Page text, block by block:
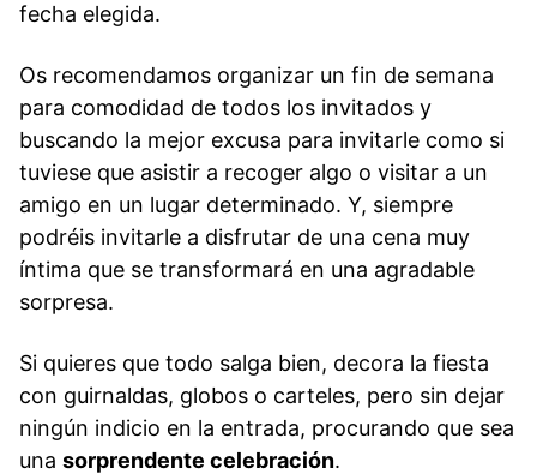
fecha elegida.
Os recomendamos organizar un fin de semana
para comodidad de todos los invitados y
buscando la mejor excusa para invitarle como si
tuviese que asistir a recoger algo o visitar a un
amigo en un lugar determinado. Y, siempre
podréis invitarle a disfrutar de una cena muy
íntima que se transformará en una agradable
sorpresa.
Si quieres que todo salga bien, decora la fiesta
con guirnaldas, globos o carteles, pero sin dejar
ningún indicio en la entrada, procurando que sea
una sorprendente celebración.